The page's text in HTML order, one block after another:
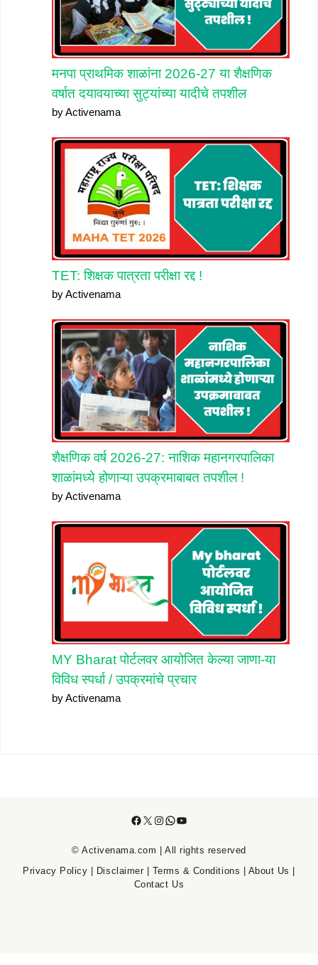
मनपा प्राथमिक शाळांना 2026-27 या शैक्षणिक
वर्षात दयावयाच्या सुट्यांच्या यादीचे तपशील
by Activenama
TET: शिक्षक पात्रता परीक्षा रद्द !
by Activenama
शैक्षणिक वर्ष 2026-27: नाशिक महानगरपालिका
शाळांमध्ये होणाऱ्या उपक्रमाबाबत तपशील !
by Activenama
MY Bharat पोर्टलवर आयोजित केल्या जाणा-या
विविध स्पर्धा / उपक्रमांचे प्रचार
by Activenama
Facebook
X Instagram
WhatsApp
YouTube
© Activenama.com | All rights reserved
Privacy Policy
Disclaimer Terms & Conditions About Us
Contact Us